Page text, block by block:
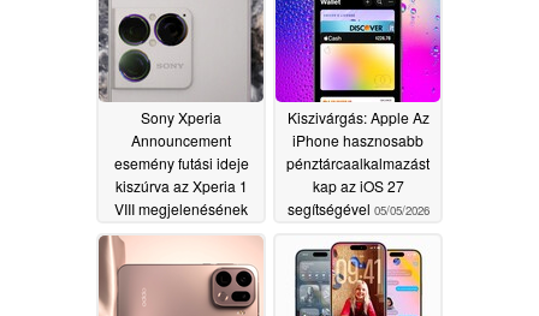
Sony Xperia
Announcement
esemény futási ideje
kiszúrva az Xperia 1
VIII megjelenésének
előestéjén05/12/2026
Kiszivárgás: Apple Az
iPhone hasznosabb
pénztárcaalkalmazást
kap az iOS 27
segítségével 05/05/2026